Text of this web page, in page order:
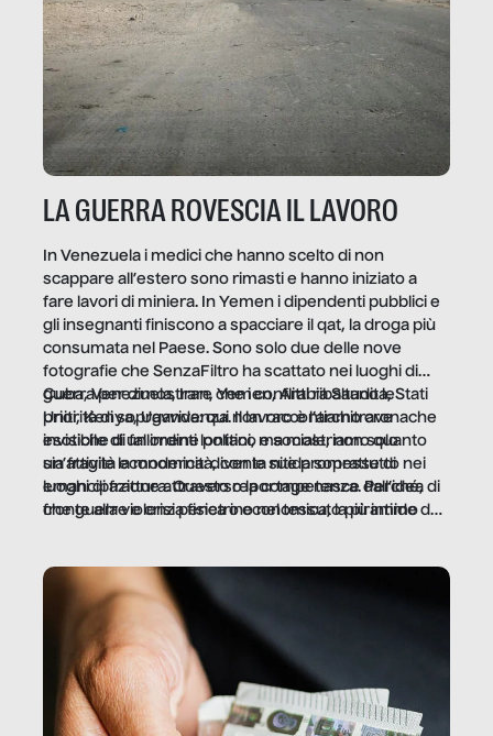
LA GUERRA ROVESCIA IL LAVORO
In Venezuela i medici che hanno scelto di non
scappare all’estero sono rimasti e hanno iniziato a
fare lavori di miniera. In Yemen i dipendenti pubblici e
gli insegnanti finiscono a spacciare il qat, la droga più
consumata nel Paese. Sono solo due delle nove
fotografie che SenzaFiltro ha scattato nei luoghi di
guerra per dimostrare che i conflitti ribaltano le
priorità di sopravvivenza. Il lavoro è l’architrave
invisibile di un ordine politico e sociale, non solo
un’attività economica: diventa nitida soprattutto nei
luoghi di frattura. Questo reportage nasce dall’idea
che guerre e crisi penetrino nel tessuto più intimo
Cuba, Venezuela, Iran, Yemen, Arabia Saudita, Stati
Uniti, Kenya, Uganda: qui non raccontiamo cronache
esotiche di fallimenti lontani, ma mostriamo quanto
sia fragile la modernità, con le sue promesse di
emancipazione attraverso la competenza. Perché, di
fronte alla violenza fisica o economica, la piramide del